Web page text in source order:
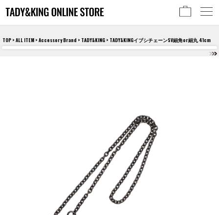
TOP > ALL ITEM > Accessory Brand > TADY&KING > TADY&KINGイブシチェーンSV細角or細丸 41cm